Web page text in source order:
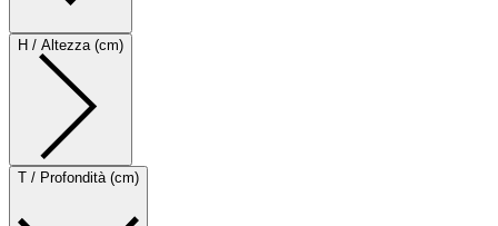
H / Altezza (cm)
T / Profondità (cm)